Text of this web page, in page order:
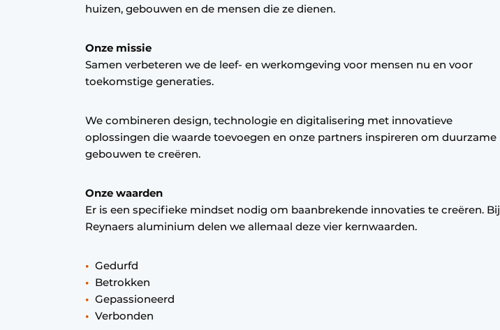
Vacature aanmelden
Video’s
Werben
huizen, gebouwen en de mensen die ze dienen.
Onze missie
Samen verbeteren we de leef- en werkomgeving voor mensen nu en voor
toekomstige generaties.
We combineren design, technologie en digitalisering met innovatieve
oplossingen die waarde toevoegen en onze partners inspireren om duurzame
gebouwen te creëren.
Onze waarden
Er is een specifieke mindset nodig om baanbrekende innovaties te creëren. Bij
Reynaers aluminium delen we allemaal deze vier kernwaarden.
Gedurfd
Betrokken
Gepassioneerd
Verbonden